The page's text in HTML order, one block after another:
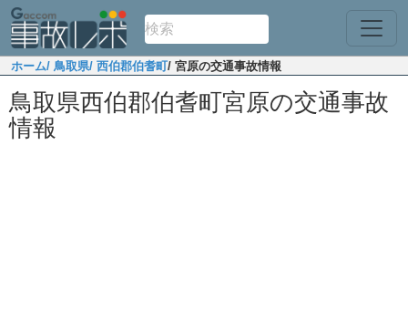
ホーム/ 鳥取県/ 西伯郡伯耆町/ 宮原の交通事故情報
鳥取県西伯郡伯耆町宮原の交通事故
情報